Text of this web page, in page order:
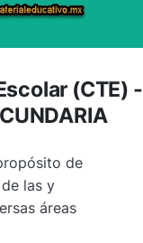
(CTE) -
de
las y
áreas